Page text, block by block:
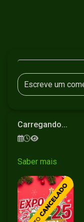
Carregando...
Saber mais